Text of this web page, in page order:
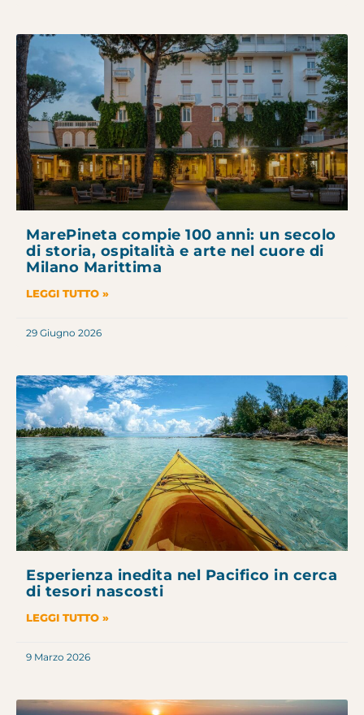
MarePineta compie 100 anni: un secolo
di storia, ospitalità e arte nel cuore di
Milano Marittima
LEGGI TUTTO »
29 Giugno 2026
Esperienza inedita nel Pacifico in cerca
di tesori nascosti
LEGGI TUTTO »
9 Marzo 2026